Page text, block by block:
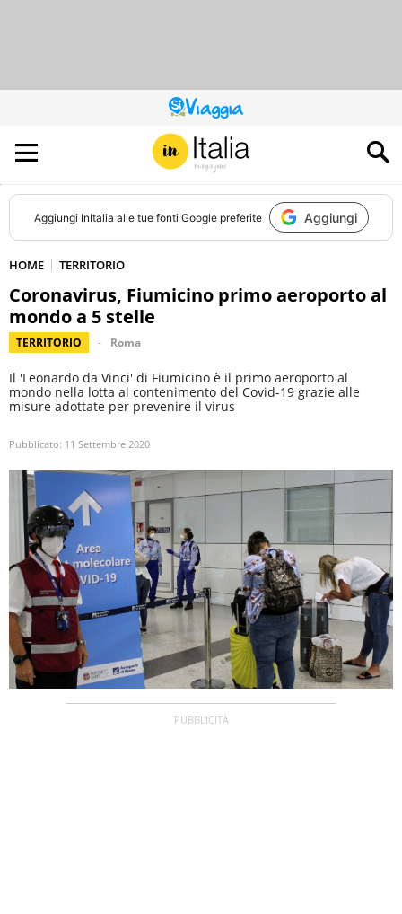
QUESTO
SITO
CONTRIBUISCE
ALL’AUDIENCE
DI
Aggiungi InItalia alle tue fonti Google preferite Aggiungi
HOME TERRITORIO
Coronavirus, Fiumicino primo aeroporto al
mondo a 5 stelle
TERRITORIO Roma
Il 'Leonardo da Vinci' di Fiumicino è il primo aeroporto al
mondo nella lotta al contenimento del Covid-19 grazie alle
misure adottate per prevenire il virus
Pubblicato: 11 Settembre 2020